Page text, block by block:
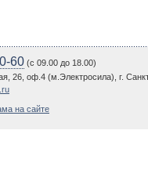
60 (c 09.00 до 18.00)
26, оф.4 (м.Электросила), г.
на сайте